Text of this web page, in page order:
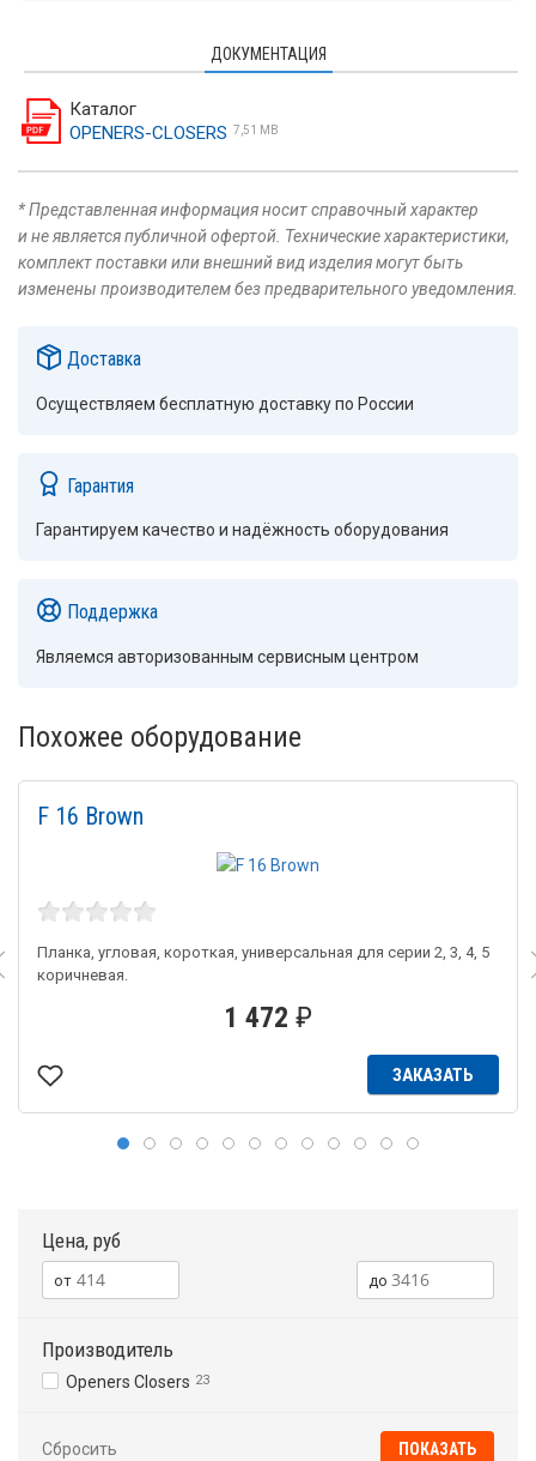
ДОКУМЕНТАЦИЯ
Каталог
OPENERS-CLOSERS 7,51 MB
* Представленная информация носит справочный характер
и не является публичной офертой. Технические характеристики,
комплект поставки или внешний вид изделия могут быть
изменены производителем без предварительного уведомления.
Доставка
Осуществляем бесплатную доставку по России
Гарантия
Гарантируем качество и надёжность оборудования
Поддержка
Являемся авторизованным сервисным центром
Похожее оборудование
F 16 Brown
Планка, угловая, короткая, универсальная для серии 2, 3, 4, 5
коричневая.
1 472 ₽
ЗАКАЗАТЬ
Цена, руб
Производитель
Openers Closers 23
Сбросить